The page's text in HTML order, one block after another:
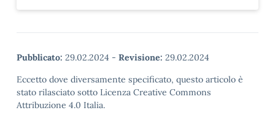
Pubblicato: 29.02.2024 - Revisione: 29.02.2024
Eccetto dove diversamente specificato, questo articolo è
stato rilasciato sotto Licenza Creative Commons
Attribuzione 4.0 Italia.